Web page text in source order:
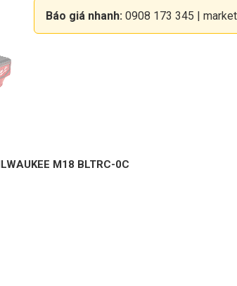
Báo giá nhanh: 0908 173 345 |
M18 BLTRC-0C